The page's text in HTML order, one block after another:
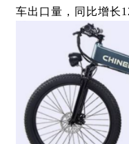
车出口量，同比增长